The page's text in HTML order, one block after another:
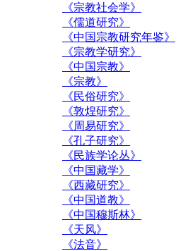
《宗教社会学》
《儒道研究》
《中国宗教研究年鉴》
《宗教学研究》
《中国宗教》
《宗教》
《民俗研究》
《敦煌研究》
《周易研究》
《孔子研究》
《民族学论丛》
《中国藏学》
《西藏研究》
《中国道教》
《中国穆斯林》
《天风》
《法音》